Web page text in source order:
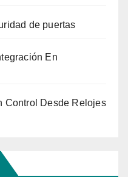
de puertas
En
Control Desde Relojes